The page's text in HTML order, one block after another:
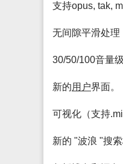
支持opus, tak,
无间隙平滑处理
30/50/100音量
新的用户界面。
可视化（支持
新的 "波浪 "搜